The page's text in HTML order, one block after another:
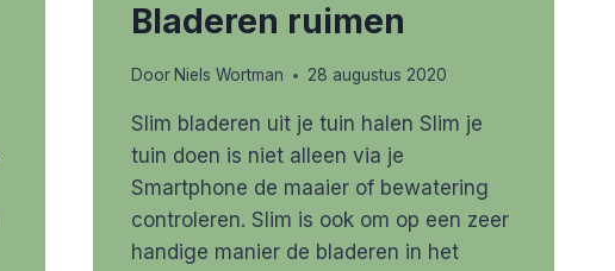
Bladeren ruimen
Door Niels Wortman 28 augustus 2020
Slim bladeren uit je tuin halen Slim je
tuin doen is niet alleen via je
Smartphone de maaier of bewatering
controleren. Slim is ook om op een zeer
handige manier de bladeren in het